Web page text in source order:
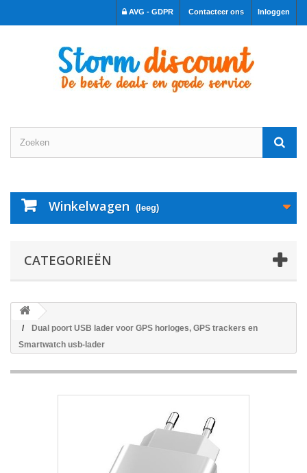
Inloggen
Contacteer ons
AVG - GDPR
Winkelwagen (leeg)
CATEGORIEËN
Dual poort USB lader voor GPS horloges, GPS trackers en
Smartwatch usb-lader